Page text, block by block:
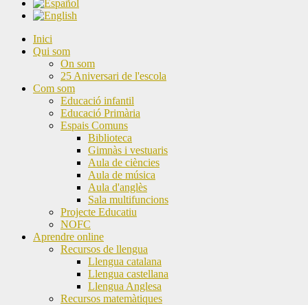
Inici
Qui som
On som
25 Aniversari de l'escola
Com som
Educació infantil
Educació Primària
Espais Comuns
Biblioteca
Gimnàs i vestuaris
Aula de ciències
Aula de música
Aula d'anglès
Sala multifuncions
Projecte Educatiu
NOFC
Aprendre online
Recursos de llengua
Llengua catalana
Llengua castellana
Llengua Anglesa
Recursos matemàtiques